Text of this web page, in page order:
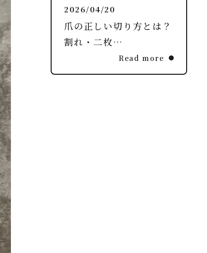
2026/04/20
爪の正しい切り方とは？
割れ・二枚…
Read more